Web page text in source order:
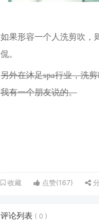
如果形容一个人洗剪吹，
侃。
另外在沐足spa行业，洗
我有一个朋友说的。
收藏 点赞(167)
评论列表 ( 0 )